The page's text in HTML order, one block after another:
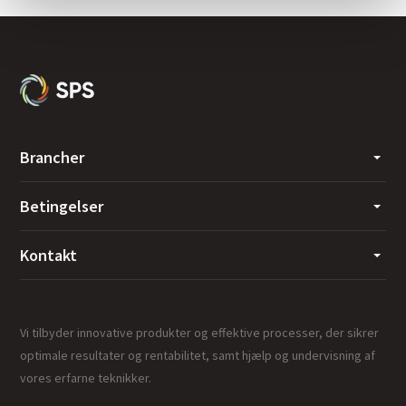
Brancher
Betingelser
Kontakt
Vi tilbyder innovative produkter og effektive processer, der sikrer
optimale resultater og rentabilitet, samt hjælp og undervisning af
vores erfarne teknikker.